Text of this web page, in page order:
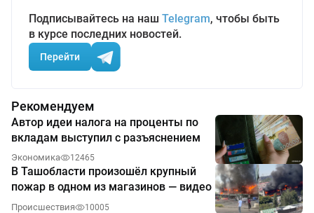
Подписывайтесь на наш Telegram, чтобы быть
в курсе последних новостей.
Перейти
Рекомендуем
Автор идеи налога на проценты по
вкладам выступил с разъяснением
Экономика 12465
В Ташобласти произошёл крупный
пожар в одном из магазинов — видео
Происшествия 10005